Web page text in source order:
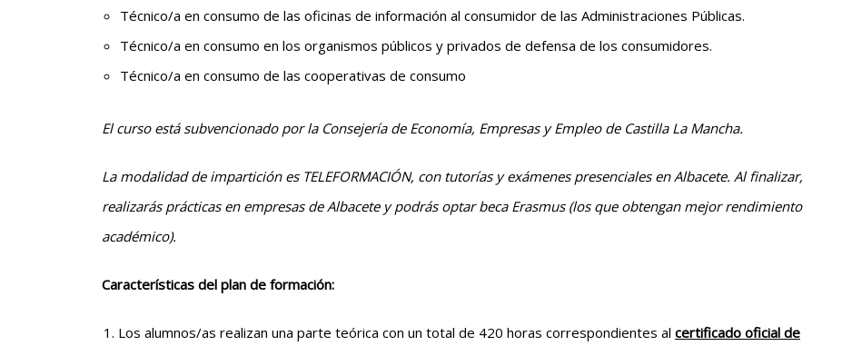
Técnico/a en consumo de las oficinas de información al consumidor de las Administraciones Públicas.
Técnico/a en consumo en los organismos públicos y privados de defensa de los consumidores.
Técnico/a en consumo de las cooperativas de consumo
El curso está subvencionado por la Consejería de Economía, Empresas y Empleo de Castilla La Mancha.
La modalidad de impartición es TELEFORMACIÓN, con tutorías y exámenes presenciales en Albacete. Al finalizar,
realizarás prácticas en empresas de Albacete y podrás optar beca Erasmus (los que obtengan mejor rendimiento
académico).
Características del plan de formación:
Los alumnos/as realizan una parte teórica con un total de 420 horas correspondientes al certificado oficial de